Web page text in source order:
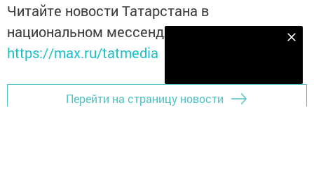
Читайте новости Татарстана в
национальном мессенджере MАХ:
https://max.ru/tatmedia
Перейти на страницу новости